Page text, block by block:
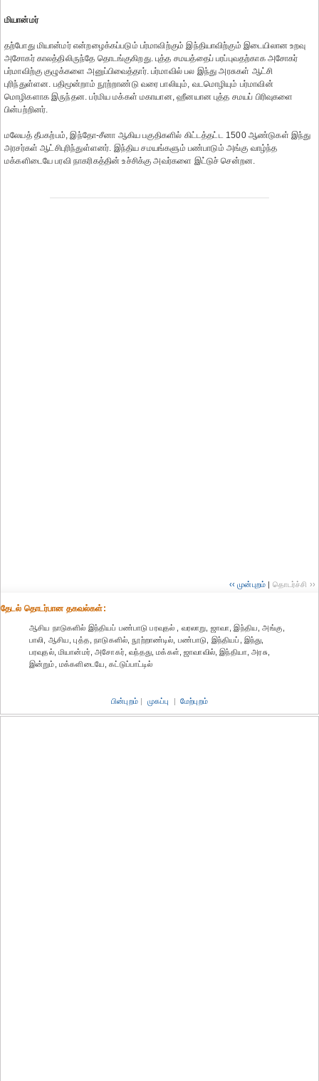
மியான்மர்
தற்போது மியான்மர் என்றழைக்கப்படும் பர்மாவிற்கும் இந்தியாவிற்கும் இடையிலான உறவு
அசோகர் காலத்திலிருந்தே தொடங்குகிறது. புத்த சமயத்தைப் பரப்புவதற்காக அசோகர்
பர்மாவிற்கு குழுக்களை அனுப்பிவைத்தார். பர்மாவில் பல இந்து அரசுகள் ஆட்சி
புரிந்துள்ளன. பதிமூன்றாம் நூற்றாண்டு வரை பாலியும், வடமொழியும் பர்மாவின்
மொழிகளாக இருந்தன. பர்மிய மக்கள் மகாயான, ஹீனயான புத்த சமயப் பிரிவுகளை
பின்பற்றினர்.
மலேயத் தீபகற்பம், இந்தோ-சீனா ஆகிய பகுதிகளில் கிட்டத்தட்ட 1500 ஆண்டுகள் இந்து
அரசர்கள் ஆட்சிபுரிந்துள்ளனர். இந்திய சமயங்களும் பண்பாடும் அங்கு வாழ்ந்த
மக்களிடையே பரவி நாகரிகத்தின் உச்சிக்கு அவர்களை இட்டுச் சென்றன.
‹‹ முன்புறம் | தொடர்ச்சி ››
தேட‌ல் தொட‌ர்பான தகவ‌ல்க‌ள்:
ஆசிய நாடுகளில் இந்தியப் பண்பாடு பரவுதல் , வரலாறு, ஜாவா, இந்திய, அங்கு,
பாலி, ஆசிய, புத்த, நாடுகளில், நூற்றாண்டில், பண்பாடு, இந்தியப், இந்து,
பரவுதல், மியான்மர், அசோகர், வந்தது, மக்கள், ஜாவாவில், இந்தியா, அரசு,
இன்றும், மக்களிடையே, கட்டுப்பாட்டில்
பின்புறம் | முகப்பு | மேற்புறம்